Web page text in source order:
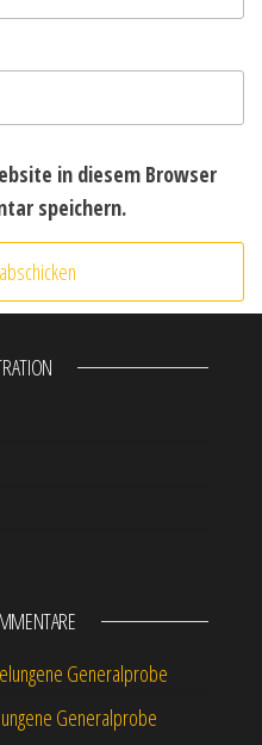
in diesem Browser
speichern.
Generalprobe
Generalprobe